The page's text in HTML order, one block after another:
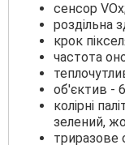
сенсор
роздільна
крок
частота
об'єктив -
колірні
зелений,
триразове